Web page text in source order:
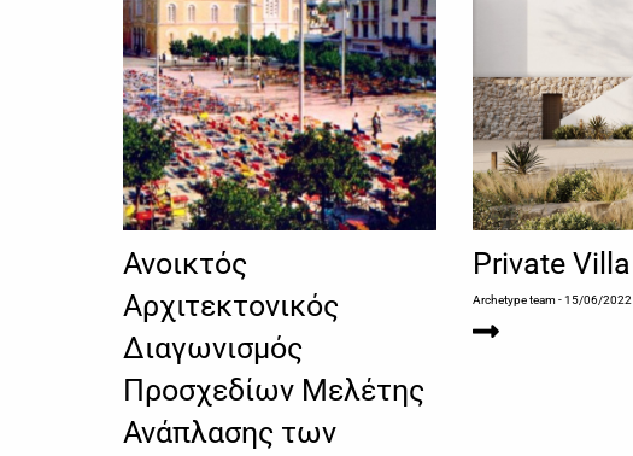
Ανοικτός
Αρχιτεκτονικός
Διαγωνισμός
Προσχεδίων Μελέτης
Ανάπλασης των
Private Villa
Archetype team- 15/06/2022